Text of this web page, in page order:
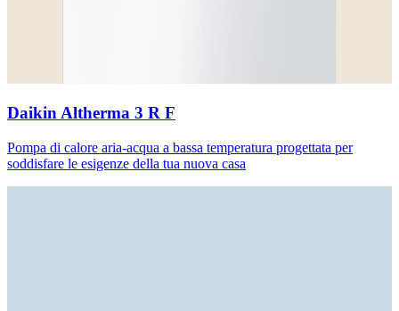
Daikin Altherma 3 R F
Pompa di calore aria-acqua a bassa temperatura progettata per
soddisfare le esigenze della tua nuova casa